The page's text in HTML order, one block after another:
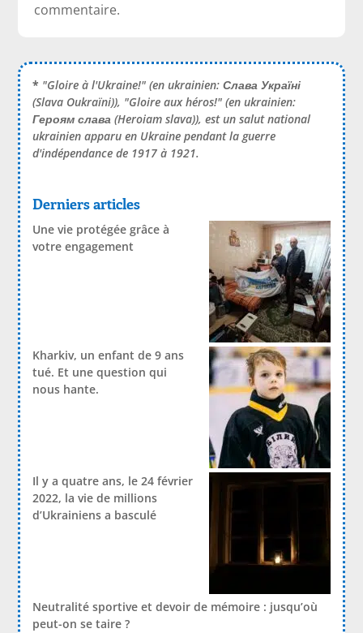
commentaire.
* "Gloire à l'Ukraine!" (en ukrainien:Слава Україні
(Slava Oukraïni)), "Gloire aux héros!" (en ukrainien:
Героям слава (Heroiam slava)), est un salut national
ukrainien apparu en Ukraine pendant la guerre
d'indépendance de 1917 à 1921.
Derniers articles
Une vie protégée grâce à
votre engagement
Kharkiv, un enfant de 9 ans
tué. Et une question qui
nous hante.
Il y a quatre ans, le 24 février
2022, la vie de millions
d’Ukrainiens a basculé
Neutralité sportive et devoir de mémoire : jusqu’où
peut-on se taire ?